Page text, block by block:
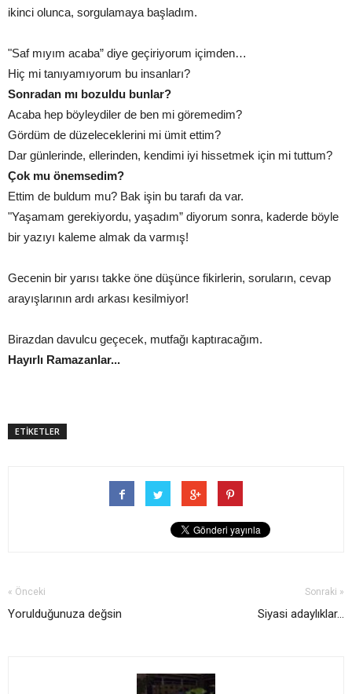
ikinci olunca, sorgulamaya başladım.
"Saf mıyım acaba” diye geçiriyorum içimden…
Hiç mi tanıyamıyorum bu insanları?
Sonradan mı bozuldu bunlar?
Acaba hep böyleydiler de ben mi göremedim?
Gördüm de düzeleceklerini mi ümit ettim?
Dar günlerinde, ellerinden, kendimi iyi hissetmek için mi tuttum?
Çok mu önemsedim?
Ettim de buldum mu? Bak işin bu tarafı da var.
"Yaşamam gerekiyordu, yaşadım” diyorum sonra, kaderde böyle
bir yazıyı kaleme almak da varmış!
Gecenin bir yarısı takke öne düşünce fikirlerin, soruların, cevap
arayışlarının ardı arkası kesilmiyor!
Birazdan davulcu geçecek, mutfağı kaptıracağım.
Hayırlı Ramazanlar...
ETİKETLER
« Önceki
Yorulduğunuza değsin
Sonraki »
Siyasi adaylıklar...